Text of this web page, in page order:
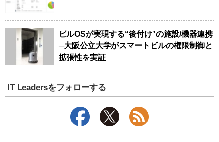
ビルOSが実現する“後付け”の施設/機器連携
─大阪公立大学がスマートビルの権限制御と
拡張性を実証
IT Leadersをフォローする